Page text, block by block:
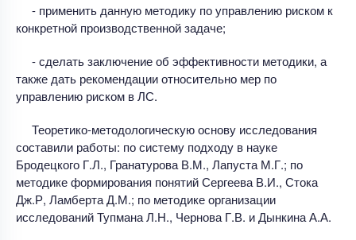
- применить данную методику по управлению риском к
конкретной производственной задаче;
- сделать заключение об эффективности методики, а
также дать рекомендации относительно мер по
управлению риском в ЛС.
Теоретико-методологическую основу исследования
составили работы: по систему подходу в науке
Бродецкого Г.Л., Гранатурова В.М., Лапуста М.Г.; по
методике формирования понятий Сергеева В.И., Стока
Дж.Р, Ламберта Д.М.; по методике организации
исследований Тупмана Л.Н., Чернова Г.В. и Дынкина А.А.